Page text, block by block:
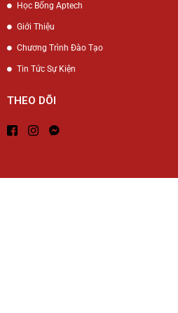
Học Bổng Aptech
Giới Thiệu
Chương Trình Đào Tạo
Tin Tức Sự Kiện
THEO DÕI